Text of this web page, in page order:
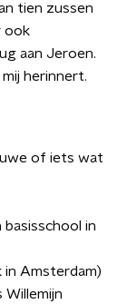
tien zussen
ook
aan Jeroen.
herinnert.
of iets wat
in
Amsterdam)